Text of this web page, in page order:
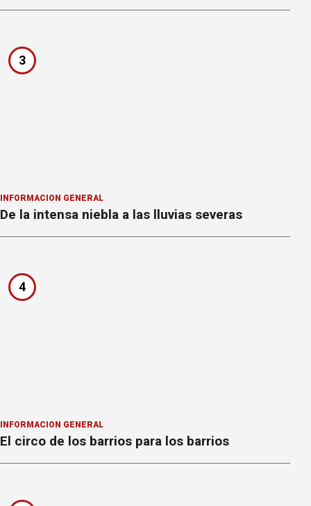
3
INFORMACION GENERAL
De la intensa niebla a las lluvias severas
4
INFORMACION GENERAL
El circo de los barrios para los barrios